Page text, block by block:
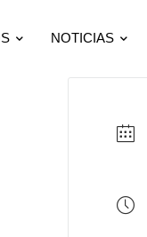
NOTICIAS